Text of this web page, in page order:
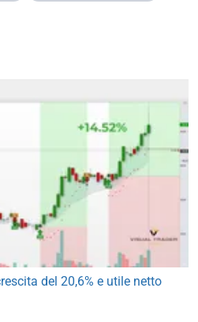
del 20,6% e utile netto